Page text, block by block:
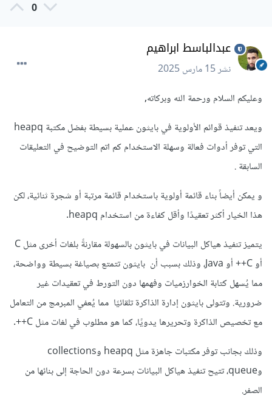
0
عبدالباسط ابراهيم
نشر15 مارس 2025
وعليكم السلام ورحمة الله وبركاته,
ويعد تنفيذ قوائم الأولوية في بايثون عملية بسيطة بفضل مكتبة heapq
التي توفر أدوات فعالة وسهلة الاستخدام كم اتم التوضيح في التعليقات
السابقة .
و يمكن أيضاً بناء قائمة أولوية باستخدام قائمة مرتبة أو شجرة ثنائية، لكن
هذا الخيار أكثر تعقيدًا وأقل كفاءة من استخدام heapq.
يتميز تنفيذ هياكل البيانات في بايثون بالسهولة مقارنةً بلغات أخرى مثل C
أو C++ أو Java، وذلك بسبب أن بايثون تتمتع بصياغة بسيطة وواضحة،
مما يُسهل كتابة الخوارزميات وفهمها دون التورط في تعقيدات غير
ضرورية. وتتولى بايثون إدارة الذاكرة تلقائيًا مما يُعفي المبرمج من التعامل
مع تخصيص الذاكرة وتحريرها يدويًا، كما هو مطلوب في لغات مثل C++.
وذلك بجانب توفر مكتبات جاهزة مثل heapq وcollections
وqueue، تتيح تنفيذ هياكل البيانات بسرعة دون الحاجة إلى بنائها من
الصفر.